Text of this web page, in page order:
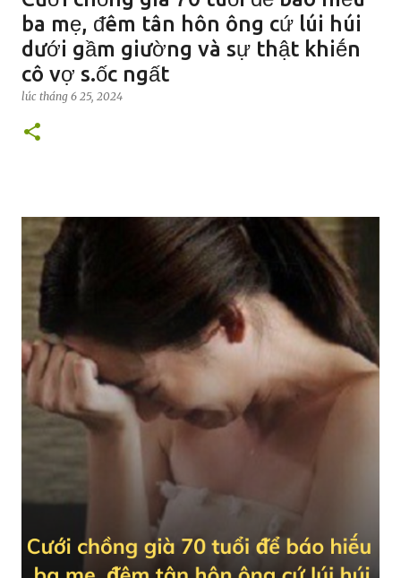
ba mẹ, ᵭêm tân hôn ông cứ lúi húi
dưới gầm giường và sự thật khiḗn
cô vợ s.ốc ngất
lúc tháng 6 25, 2024